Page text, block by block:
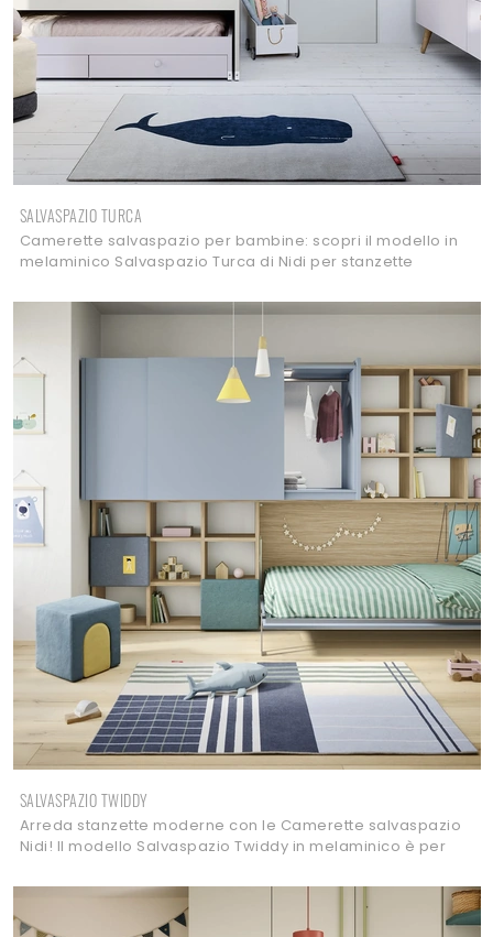
SALVASPAZIO TURCA
Camerette salvaspazio per bambine: scopri il modello in
melaminico Salvaspazio Turca di Nidi per stanzette
SALVASPAZIO TWIDDY
Arreda stanzette moderne con le Camerette salvaspazio
Nidi! Il modello Salvaspazio Twiddy in melaminico è per